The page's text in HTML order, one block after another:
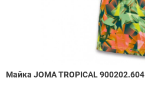
Майка JOMA TROPICAL 900202.604